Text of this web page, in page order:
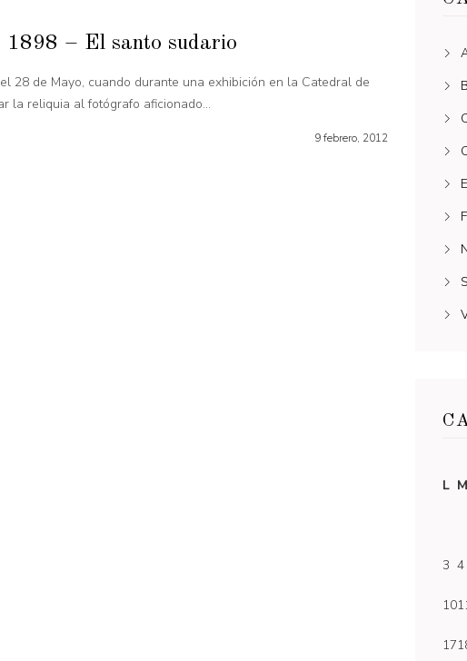
– El santo sudario
28 de Mayo, cuando durante una exhibición en la Catedral de
la reliquia al fotógrafo aficionado...
9 febrero, 2012
L M
3 4
10
17